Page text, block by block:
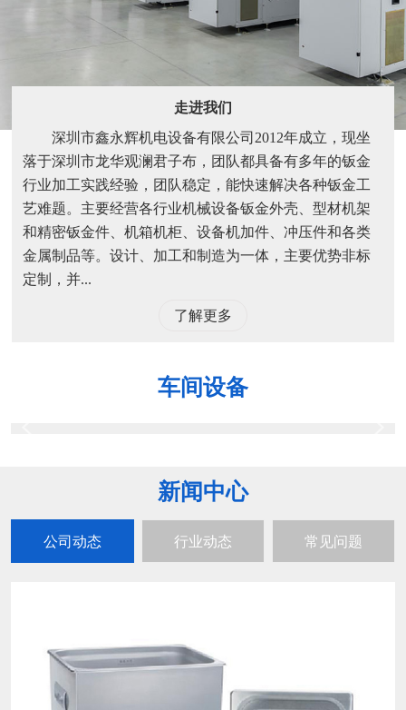
走进我们
深圳市鑫永辉机电设备有限公司2012年成立，现坐
落于深圳市龙华观澜君子布，团队都具备有多年的钣金
行业加工实践经验，团队稳定，能快速解决各种钣金工
艺难题。主要经营各行业机械设备钣金外壳、型材机架
和精密钣金件、机箱机柜、设备机加件、冲压件和各类
金属制品等。设计、加工和制造为一体，主要优势非标
定制，并...
了解更多
车间设备
新闻中心
公司动态 行业动态 常见问题